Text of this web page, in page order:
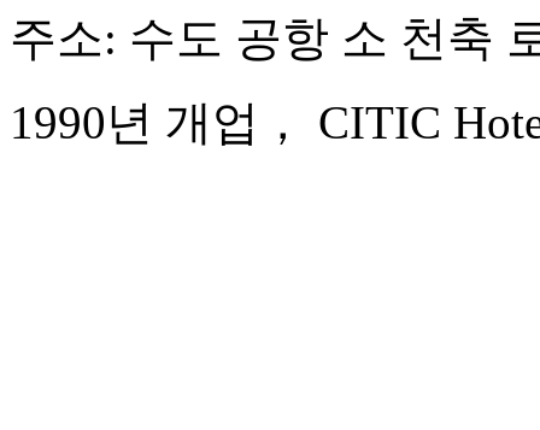
주소: 수도 공항 소 천축
1990년 개업， CITIC